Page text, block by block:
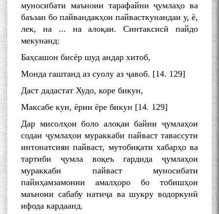
муносибати маъноии тарафайни ҷумлаҳо ва
баъзан бо пайвандакҳои пайвасткунандаи у, ё,
лек, на ... на алоқаи. Синтаксисӣ пайдо
мекунанд:
Баҳсашон бисёр шуд андар хитоб,
Монда гаштанд аз суолу аз ҷавоб. [14. 129]
Даст дадастат Худо, коре бикун,
Максабе кун, ёрии ёре бикун [14. 129]
Дар мисолҳои боло алоқаи байни ҷумлаҳои
содаи ҷумлаҳои мураккаби пайваст тавассути
интонатсияи пайваст, мутобиқати хабарҳо ва
тартиби ҷумла воқеъ гардида ҷумлаҳои
мураккаби пайваст муносибати
пайиҳамзамонии амалҳоро бо тобишҳои
маъноии сабабу натиҷа ва шукру водоркунӣ
ифода кардаанд.